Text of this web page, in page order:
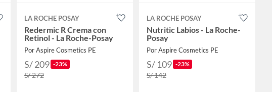
LA ROCHE POSAY
Redermic R Crema con
Retinol - La Roche-Posay
Por Aspire Cosmetics PE
S/ 209 -23%
S/ 272
LA ROCHE POSAY
Nutritic Labios - La Roche-
Posay
Por Aspire Cosmetics PE
S/ 109 -23%
S/ 142